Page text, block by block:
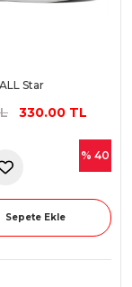
Star
330.00 TL
% 40
Sepete Ekle